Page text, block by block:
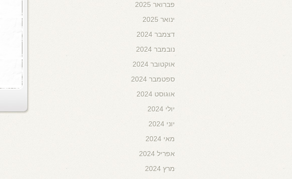
פברואר 2025
ינואר 2025
דצמבר 2024
נובמבר 2024
אוקטובר 2024
ספטמבר 2024
אוגוסט 2024
יולי 2024
יוני 2024
מאי 2024
אפריל 2024
מרץ 2024